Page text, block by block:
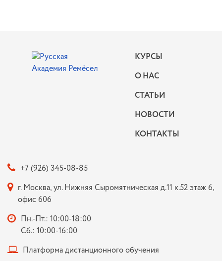
КУРСЫ
О НАС
СТАТЬИ
НОВОСТИ
КОНТАКТЫ
+7 (926) 345-08-85
г. Москва, ул. Нижняя Сыромятническая д.11 к.52 этаж 6,
офис 606
Пн.-Пт.: 10:00-18:00
Сб.: 10:00-16:00
Платформа дистанционного обучения